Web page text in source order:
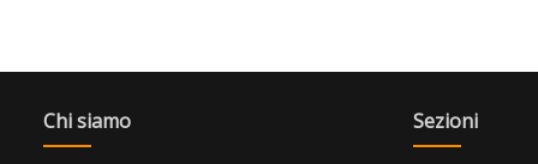
Chi siamo Sezioni